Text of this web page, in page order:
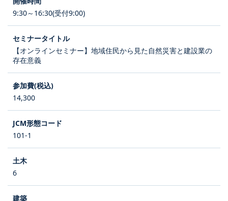
9:30～16:30(受付9:00)
【オンラインセミナー】地域住民から見た自然災害と建設業の
存在意義
14,300
101-1
6